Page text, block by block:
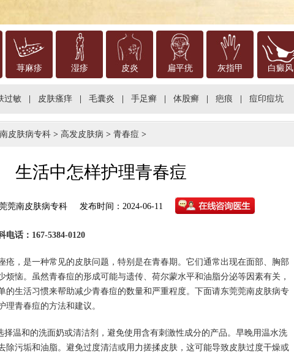
荨麻疹 湿疹 皮炎 扁平疣 灰指甲 白癜风
过敏 皮肤瘙痒 毛囊炎 手足癣 体股癣 疤痕 痘印痘坑
皮肤病专科 > 高发皮肤病 > 青春痘 >
生活中怎样护理青春痘
莞南皮肤病专科 发布时间：2024-06-11
电话：167-5384-0120
疮，是一种常见的皮肤问题，特别是在青春期。它们通常出现在面部、胸部
烦恼。虽然青春痘的形成可能与遗传、荷尔蒙水平和油脂分泌等因素有关，
的生活习惯来帮助减少青春痘的数量和严重程度。下面请东莞莞南皮肤病专
理青春痘的方法和建议。
择温和的洗面奶或清洁剂，避免使用含有刺激性成分的产品。早晚用温水洗
除污垢和油脂。避免过度清洁或用力搓揉皮肤，这可能导致皮肤过度干燥或